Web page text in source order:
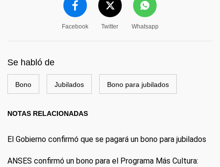
Facebook Twitter Whatsapp
Se habló de
Bono Jubilados Bono para jubilados
NOTAS RELACIONADAS
El Gobierno confirmó que se pagará un bono para jubilados
ANSES confirmó un bono para el Programa Más Cultura: